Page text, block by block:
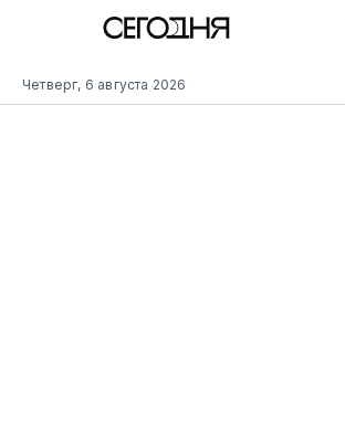
Четверг, 6 августа 2026